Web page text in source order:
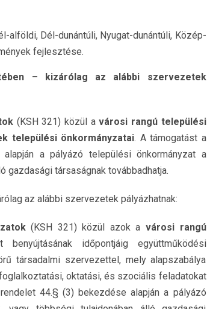
alföldi, Dél-dunántúli, Nyugat-dunántúli, Közép-
fejlesztése.
– kizárólag az alábbi szervezetek
(KSH 321) közül avárosi rangú települési
települési önkormányzatai. A támogatást a
a pályázó települési önkormányzat a
társaságnak továbbadhatja.
az alábbi szervezetek pályázhatnak:
(KSH 321) közül azok a városi rangú
időpontjáig együttműködési
társadalmi szervezettel, mely alapszabálya
oktatási, és szociális feladatokat
44.§ (3) bekezdése alapján a pályázó